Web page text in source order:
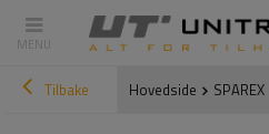
Tilbake Hovedside SPAREX